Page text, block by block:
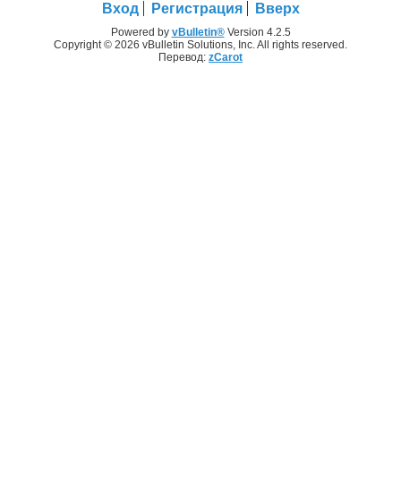
Вход Регистрация Вверх
Powered by vBulletin®Version 4.2.5
Copyright © 2026 vBulletin Solutions, Inc. All rights reserved.
Перевод: zCarot